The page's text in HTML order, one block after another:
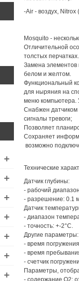
-Air - воздух,
Mosquito -
Отличительной
толстых перчатках.
Замена элементов
белом и желтом.
Функциональный
для ныряния на
меню компьютера.
Снабжен
сигналы тревоги;
Позволяет
Сохраняет
возможно
Технические
Датчик глубины:
- рабочий
- разрешение: 0.1
Датчик
- диапазон
- точность: +-2°С.
Другие параметры:
- время
- время
- счетчик
Параметры,
- содержание О2: